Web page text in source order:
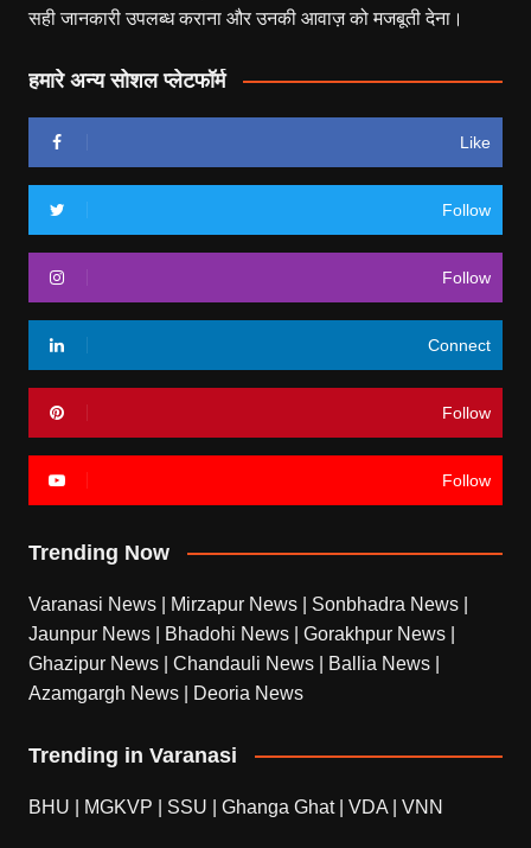
सही जानकारी उपलब्ध कराना और उनकी आवाज़ को मजबूती देना।
हमारे अन्य सोशल प्लेटफॉर्म
Like
Follow
Follow
Connect
Follow
Follow
Trending Now
Varanasi News Mirzapur News Sonbhadra News
Jaunpur News
Bhadohi News Gorakhpur News
Ghazipur News
Chandauli News Ballia News
Azamgargh News
Deoria News
Trending in Varanasi
BHU MGKVP SSU Ghanga Ghat| VDA VNN